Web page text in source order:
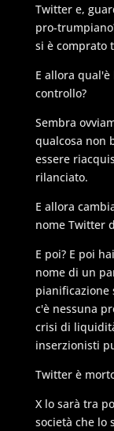
Twitter e,
pro-
si è comprato
E allora
controllo?
Sembra
qualcosa non
essere
rilanciato.
E allora
nome Twitter
E poi? E poi
nome di un
pianificazione
c'è nessuna
crisi di
inserzionisti
Twitter è
X lo sarà tra
società che lo